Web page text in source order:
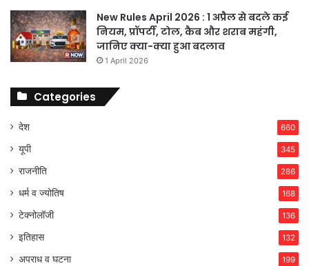
New Rules April 2026 : 1 अप्रैल से बदले कई
नियम, प्रॉपर्टी, टोल, कैब और शराब महंगी,
जानिए क्या-क्या हुआ बदलाव
1 April 2026
Categories
देश 660
यूपी 345
राजनीति 286
धर्म व ज्योतिष 168
टेक्नोलॉजी 136
इतिहास 132
अपराध व घटना 199